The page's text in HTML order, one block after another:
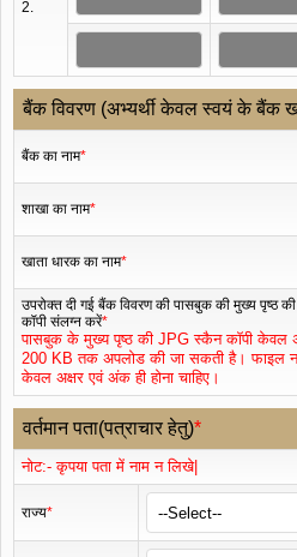
2.
बैंक विवरण (अभ्यर्थी केवल स्वयं के बैंक
बैंक का नाम*
शाखा का नाम*
खाता धारक का नाम*
उपरोक्त दी गई बैंक विवरण की पासबुक की मुख्य पृष्ठ
कॉपी संलग्न करें*
पासबुक के मुख्य पृष्ठ की JPG स्कैन कॉपी केवल
200 KB तक अपलोड की जा सकती है। फाइल
केवल अक्षर एवं अंक ही होना चाहिए।
वर्तमान पता(पत्राचार हेतु)*
नोट:- कृपया पता में नाम न लिखे|
राज्य*